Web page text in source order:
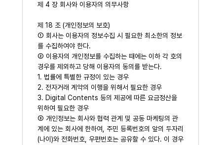
제 4 장 회사와 이용자의 의무사항
제 18 조 (개인정보의 보호)
① 회사는 이용자의 정보수집 시 필요한 최소한의 정보
를 수집하여야 한다.
② 이용자의 개인정보를 수집하는 때에는 이하 각 호의
경우를 제외하고 당해 이용자의 동의를 받는다.
1. 법률에 특별한 규정이 있는 경우
2. 전자거래 계약의 이행을 위해서 필요한 경우
3. Digital Contents 등의 제공에 따른 요금정산을
위하여 필요한 경우
③ 개인정보는 회사와 협력 관계 및 공동 마케팅의 관
계에 있는 회사에 한하여, 주민 등록번호의 앞의 두자리
(나이)와 전화번호, 우편번호는 공유할 수 있다. 이 경우